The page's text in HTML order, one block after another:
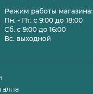
Режим работы магазина:
Пн. - Пт. с 9:00 до 18:00
Сб. с 9:00 до 16:00
Вс. выходной